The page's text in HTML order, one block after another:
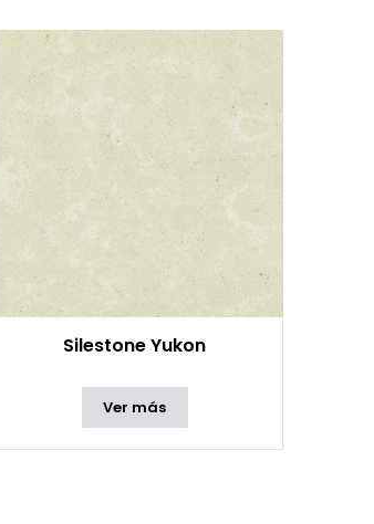
Silestone Yukon
Ver más